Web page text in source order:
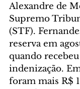
Alexandre de
Supremo
(STF).
reserva em
quando
indenização.
foram mais R$